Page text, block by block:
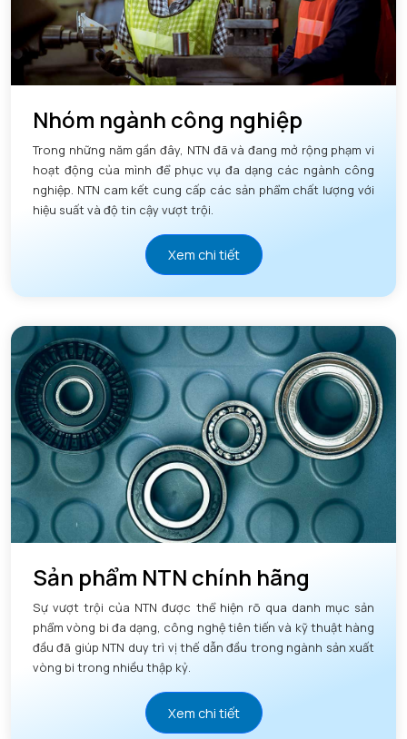
Nhóm ngành công nghiệp
Trong những năm gần đây, NTN đã và đang mở rộng phạm vi
hoạt động của mình để phục vụ đa dạng các ngành công
nghiệp. NTN cam kết cung cấp các sản phẩm chất lượng với
hiệu suất và độ tin cậy vượt trội.
Xem chi tiết
Sản phẩm NTN chính hãng
Sự vượt trội của NTN được thể hiện rõ qua danh mục sản
phẩm vòng bi đa dạng, công nghệ tiên tiến và kỹ thuật hàng
đầu đã giúp NTN duy trì vị thế dẫn đầu trong ngành sản xuất
vòng bi trong nhiều thập kỷ.
Xem chi tiết